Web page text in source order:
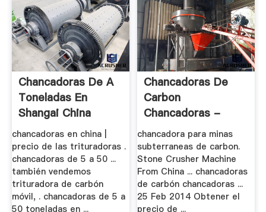
Chancadoras De A
Toneladas En
Shangai China
chancadoras en china |
precio de las trituradoras .
chancadoras de 5 a 50 ...
también vendemos
trituradora de carbón
móvil, . chancadoras de 5 a
50 toneladas en ...
Chancadoras De
Carbon
Chancadoras -
Aceros .
chancadora para minas
subterraneas de carbon.
Stone Crusher Machine
From China ... chancadoras
de carbón chancadoras ...
25 Feb 2014 Obtener el
precio de ...